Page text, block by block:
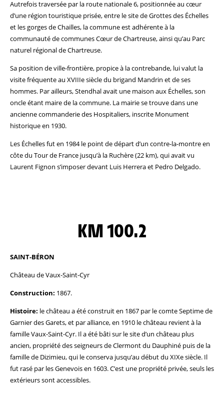
Autrefois traversée par la route nationale 6, positionnée au cœur
d’une région touristique prisée, entre le site de Grottes des Échelles
et les gorges de Chailles, la commune est adhérente à la
communauté de communes Cœur de Chartreuse, ainsi qu’au Parc
naturel régional de Chartreuse.
Sa position de ville-frontière, propice à la contrebande, lui valut la
visite fréquente au XVIIIe siècle du brigand Mandrin et de ses
hommes. Par ailleurs, Stendhal avait une maison aux Échelles, son
oncle étant maire de la commune. La mairie se trouve dans une
ancienne commanderie des Hospitaliers, inscrite Monument
historique en 1930.
Les Échelles fut en 1984 le point de départ d’un contre-la-montre en
côte du Tour de France jusqu’à la Ruchère (22 km), qui avait vu
Laurent Fignon s’imposer devant Luis Herrera et Pedro Delgado.
KM 100.2
SAINT-BÉRON
Château de Vaux-Saint-Cyr
Construction: 1867.
Histoire: le château a été construit en 1867 par le comte Septime de
Garnier des Garets, et par alliance, en 1910 le château revient à la
famille Vaux-Saint-Cyr. Il a été bâti sur le site d’un château plus
ancien, propriété des seigneurs de Clermont du Dauphiné puis de la
famille de Dizimieu, qui le conserva jusqu’au début du XIXe siècle. Il
fut rasé par les Genevois en 1603. C’est une propriété privée, seuls les
extérieurs sont accessibles.